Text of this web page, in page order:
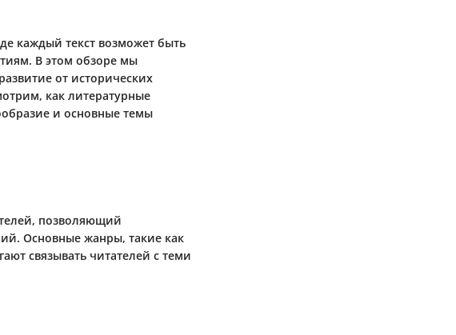
каждый текст возможет быть
В этом обзоре мы
от исторических
как литературные
и основные темы
позволяющий
Основные жанры, такие как
связывать читателей с теми